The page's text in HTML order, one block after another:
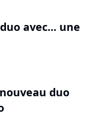
avec... une
duo